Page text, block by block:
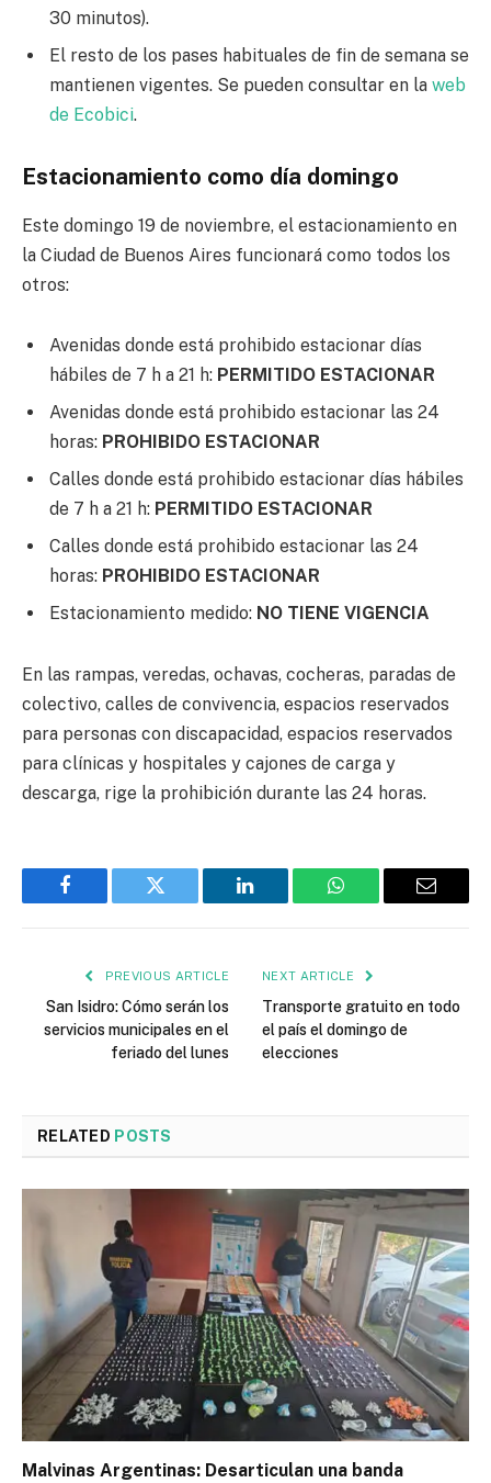
30 minutos).
El resto de los pases habituales de fin de semana se
mantienen vigentes. Se pueden consultar en la web
de Ecobici.
Estacionamiento como día domingo
Este domingo 19 de noviembre, el estacionamiento en
la Ciudad de Buenos Aires funcionará como todos los
otros:
Avenidas donde está prohibido estacionar días
hábiles de 7 h a 21 h: PERMITIDO ESTACIONAR
Avenidas donde está prohibido estacionar las 24
horas: PROHIBIDO ESTACIONAR
Calles donde está prohibido estacionar días hábiles
de 7 h a 21 h: PERMITIDO ESTACIONAR
Calles donde está prohibido estacionar las 24
horas: PROHIBIDO ESTACIONAR
Estacionamiento medido: NO TIENE VIGENCIA
En las rampas, veredas, ochavas, cocheras, paradas de
colectivo, calles de convivencia, espacios reservados
para personas con discapacidad, espacios reservados
para clínicas y hospitales y cajones de carga y
descarga, rige la prohibición durante las 24 horas.
Facebook Twitter LinkedIn WhatsApp Email
PREVIOUS ARTICLE
San Isidro: Cómo serán los
servicios municipales en el
feriado del lunes
NEXT ARTICLE
Transporte gratuito en todo
el país el domingo de
elecciones
RELATED POSTS
Malvinas Argentinas: Desarticulan una banda